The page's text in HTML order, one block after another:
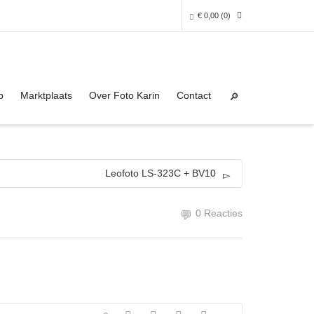
€ 0,00 (0)
NAAR DE SHOP
Marktplaats Over Foto Karin Contact
Leofoto LS-323C + BV10
0 Reacties